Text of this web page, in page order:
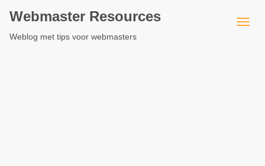
Webmaster Resources
Weblog met tips voor webmasters